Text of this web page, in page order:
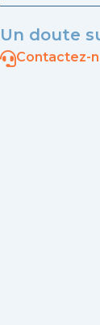
Un doute
Contactez-